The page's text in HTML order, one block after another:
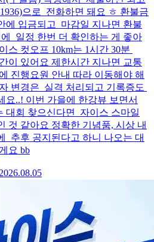
으로 전화하면 돼요 ㅎ 환불금
에 입금되고 마감일 지나면 환불
일정 한번 더 확인하는 게 좋아
스 컷오프 10km는 1시간 30분
이 있어요 제한시간 지나면 교통
진행요원 안내 따라 이동해야 해
변경은 실격 처리되고 기록증도
요..! 이번 가을에 한강뷰 보면서
대회 찾으신다면 자이스 스마일
것 같아요 정확한 기념품, 시상 내
추후 공지된다고 하니 나오는 대
요 bb
2026.08.05